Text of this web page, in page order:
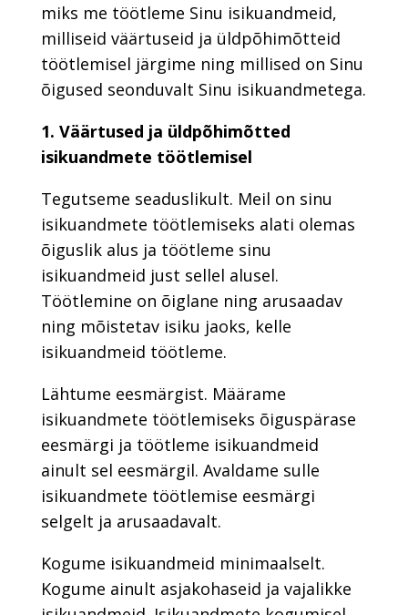
miks me töötleme Sinu isikuandmeid,
milliseid väärtuseid ja üldpõhimõtteid
töötlemisel järgime ning millised on Sinu
õigused seonduvalt Sinu isikuandmetega.
1. Väärtused ja üldpõhimõtted
isikuandmete töötlemisel
Tegutseme seaduslikult. Meil on sinu
isikuandmete töötlemiseks alati olemas
õiguslik alus ja töötleme sinu
isikuandmeid just sellel alusel.
Töötlemine on õiglane ning arusaadav
ning mõistetav isiku jaoks, kelle
isikuandmeid töötleme.
Lähtume eesmärgist. Määrame
isikuandmete töötlemiseks õiguspärase
eesmärgi ja töötleme isikuandmeid
ainult sel eesmärgil. Avaldame sulle
isikuandmete töötlemise eesmärgi
selgelt ja arusaadavalt.
Kogume isikuandmeid minimaalselt.
Kogume ainult asjakohaseid ja vajalikke